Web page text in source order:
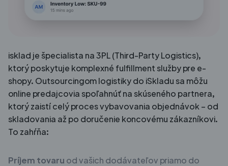
isklad je špecialista na 3PL (Third-Party Logistics),
ktorý poskytuje komplexné fulfillment služby pre e-
shopy. Outsourcingom logistiky do iSkladu sa môžu
online predajcovia spoľahnúť na skúseného partnera,
ktorý zaistí celý proces vybavovania objednávok – od
skladovania až po doručenie koncovému zákazníkovi.
To zahŕňa:
Príjem tovaru od vašich dodávateľov priamo do